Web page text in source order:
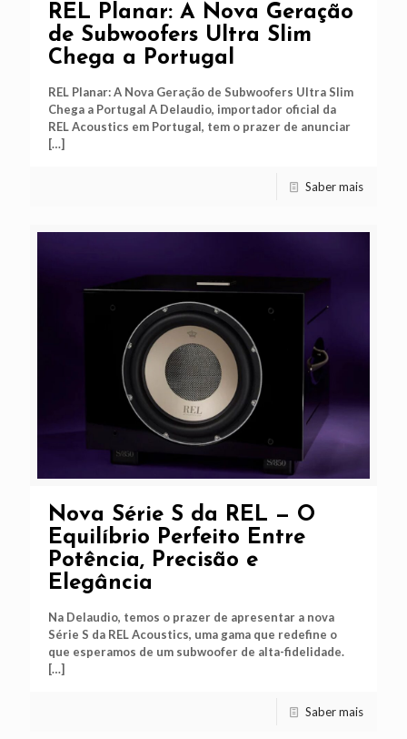
REL Planar: A Nova Geração
de Subwoofers Ultra Slim
Chega a Portugal
REL Planar: A Nova Geração de Subwoofers Ultra Slim
Chega a Portugal A Delaudio, importador oficial da
REL Acoustics em Portugal, tem o prazer de anunciar
[…]
Saber mais
Nova Série S da REL — O
Equilíbrio Perfeito Entre
Potência, Precisão e
Elegância
Na Delaudio, temos o prazer de apresentar a nova
Série S da REL Acoustics, uma gama que redefine o
que esperamos de um subwoofer de alta-fidelidade.
[…]
Saber mais